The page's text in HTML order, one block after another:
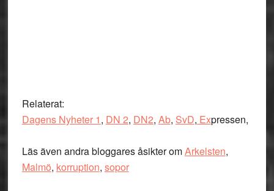
Relaterat:
Dagens Nyheter 1, DN 2, DN2, Ab, SvD, Expressen,
Läs även andra bloggares åsikter omArkelsten,
Malmö, korruption, sopor